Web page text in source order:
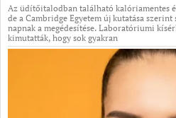
Az üdítőitalodban található kalóriamentes
de a Cambridge Egyetem új kutatása
napnak a megédesítése. Laboratóriumi
kimutatták, hogy sok gyakran